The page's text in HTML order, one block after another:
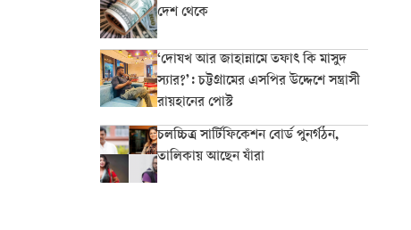
দেশ থেকে
‘দোযখ আর জাহান্নামে তফাৎ কি মাসুদ
স্যার?’: চট্টগ্রামের এসপির উদ্দেশে সন্ত্রাসী
রায়হানের পোস্ট
চলচ্চিত্র সার্টিফিকেশন বোর্ড পুনর্গঠন,
তালিকায় আছেন যাঁরা